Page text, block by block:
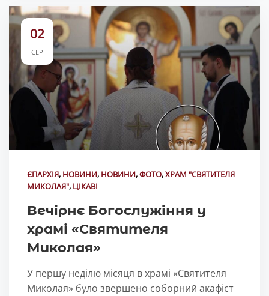
02
СЕР
ЄПАРХІЯ, НОВИНИ, НОВИНИ,ФОТО,ХРАМ "СВЯТИТЕЛЯ
МИКОЛАЯ", ЦІКАВІ
Вечірнє Богослужіння у
храмі «Святителя
Миколая»
У першу неділю місяця в храмі «Святителя
Миколая» було звершено соборний акафіст